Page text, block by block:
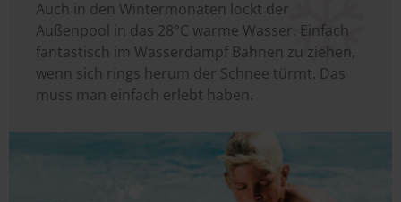
Auch in den Wintermonaten lockt der
Außenpool in das 28°C warme Wasser. Einfach
fantastisch im Wasserdampf Bahnen zu ziehen,
wenn sich rings herum der Schnee türmt. Das
muss man einfach erlebt haben.